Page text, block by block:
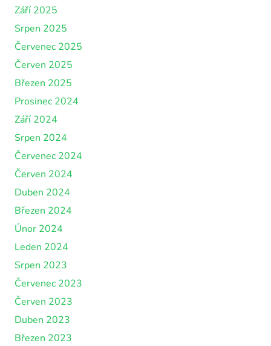
Září 2025
Srpen 2025
Červenec 2025
Červen 2025
Březen 2025
Prosinec 2024
Září 2024
Srpen 2024
Červenec 2024
Červen 2024
Duben 2024
Březen 2024
Únor 2024
Leden 2024
Srpen 2023
Červenec 2023
Červen 2023
Duben 2023
Březen 2023